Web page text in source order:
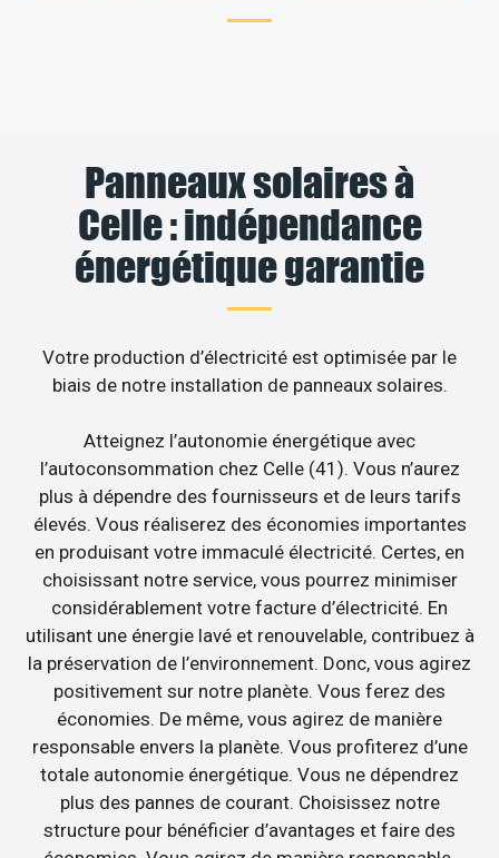
Panneaux solaires à
Celle : indépendance
énergétique garantie
Votre production d’électricité est optimisée par le
biais de notre installation de panneaux solaires.
Atteignez l’autonomie énergétique avec
l’autoconsommation chez Celle (41). Vous n’aurez
plus à dépendre des fournisseurs et de leurs tarifs
élevés. Vous réaliserez des économies importantes
en produisant votre immaculé électricité. Certes, en
choisissant notre service, vous pourrez minimiser
considérablement votre facture d’électricité. En
utilisant une énergie lavé et renouvelable, contribuez à
la préservation de l’environnement. Donc, vous agirez
positivement sur notre planète. Vous ferez des
économies. De même, vous agirez de manière
responsable envers la planète. Vous profiterez d’une
totale autonomie énergétique. Vous ne dépendrez
plus des pannes de courant. Choisissez notre
structure pour bénéficier d’avantages et faire des